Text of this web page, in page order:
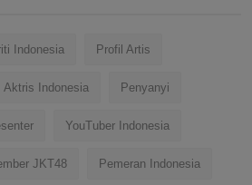
Indonesia Profil Artis
Aktris Indonesia Penyanyi
YouTuber Indonesia
JKT48 Pemeran Indonesia